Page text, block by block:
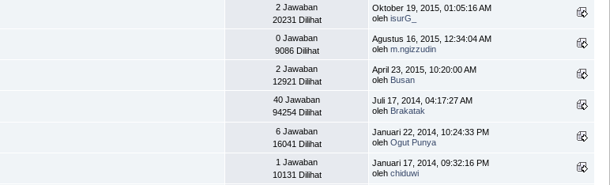
2 Jawaban
20231 Dilihat
Oktober 19, 2015, 01:05:16 AM
oleh isurG_
0 Jawaban
9086 Dilihat
Agustus 16, 2015, 12:34:04 AM
oleh m.ngizzudin
2 Jawaban
12921 Dilihat
April 23, 2015, 10:20:00 AM
oleh Busan
40 Jawaban
94254 Dilihat
Juli 17, 2014, 04:17:27 AM
oleh Brakatak
6 Jawaban
16041 Dilihat
Januari 22, 2014, 10:24:33 PM
oleh Ogut Punya
1 Jawaban
10131 Dilihat
Januari 17, 2014, 09:32:16 PM
oleh chiduwi